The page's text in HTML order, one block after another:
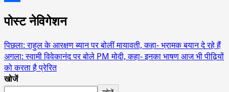
पोस्ट नेविगेशन
पिछला:राहुल के आरक्षण ब्यान पर बोलीं मायावती, कहा- भ्रामक बयान दे रहे हैं
अगला:स्वामी विवेकानंद पर बोले PM मोदी, कहा- इनका भाषण आज भी पीढ़ियों
को करता है प्रेरित
खोजें